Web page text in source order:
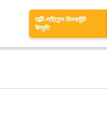
মাল্টি-লাইসেন্স ডিসকাউন্ট
উদ্ধৃতি